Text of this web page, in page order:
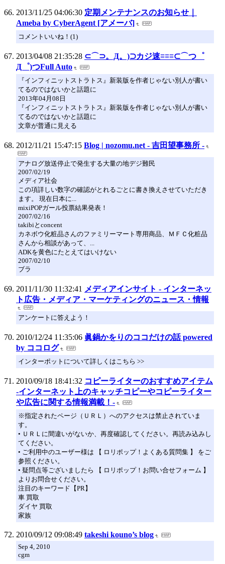
2013/11/25 04:06:30 定期メンテナンスのお知らせ｜
Ameba by CyberAgent [アメーバ]
コメントいいね！(1)
2013/04/08 21:35:28 ⊂⌒⊃。Д。)⊃カジ速≡≡≡⊂⌒つ゜
Д゜)つFull Auto
『インフィニットストラトス』新装版を作者じゃない別人が書い
てるのではないかと話題に
2013年04月08日
『インフィニットストラトス』新装版を作者じゃない別人が書い
てるのではないかと話題に
文章が普通に見える
2012/11/21 15:47:15 Blog | nozomu.net - 吉田望事務所 -
アナログ放送停止で発生する大量の地デジ難民
2007/02/19
メディア社会
この項詳しい数字の確認がとれるごとに書き換えさせていただき
ます。 現在日本に...
mixiPOPガール投票結果発表！
2007/02/16
takibiとconcent
カネボウ化粧品さんのファミリーマート専用商品、ＭＦＣ化粧品
さんから相談があって、...
ADKを黄色にたとえてはいけない
2007/02/10
ブラ
2011/11/30 11:32:41 メディアインサイト - インターネッ
ト広告・メディア・マーケティングのニュース・情報
アンケートに答えよう！
2010/12/24 11:35:06 眞鍋かをりのココだけの話 powered
by ココログ
インターポットについて詳しくはこちら >>
2010/09/18 18:41:32 コピーライターのおすすめアイテム
-インターネット上のキャッチコピーやコピーライター
や広告に関する情報満載！-
※指定されたページ（ＵＲＬ）へのアクセスは禁止されていま
す。
• ＵＲＬに間違いがないか、再度確認してください。再読み込みし
てください。
• ご利用中のユーザー様は 【 ロリポップ！よくある質問集 】 をご
参照ください。
• 疑問点等ございましたら 【 ロリポップ！お問い合せフォーム 】
よりお問合せください。
注目のキーワード【PR】
車 買取
ダイヤ 買取
家族
2010/09/12 09:08:49 takeshi kouno’s blog
Sep 4, 2010
cgm